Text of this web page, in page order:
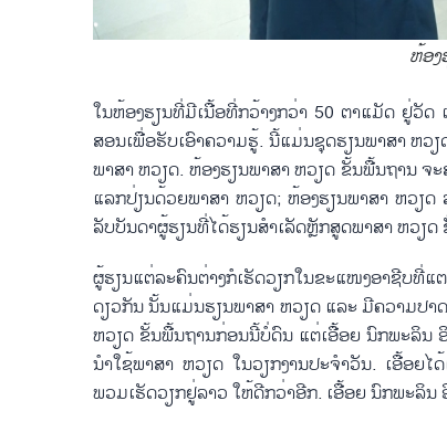
ຫ້ອ
ໃນ​ຫ້ອງ​ຮຽນ​ທີ່​ມີ​ເນື້ອ​ທີ່ກວ້າງກວ່າ 50 ຕາ​ແມັດ ຢູ່​ວັ
ສອນ​ເພື່ອ​ຮັບ​ເອົາ​ຄວາມ​ຮູ້. ນີ້​ແມ່ນ​ຊຸດ​ຮຽນ​ພາ​ສາ ຫວ
ພາ​ສາ ຫວຽດ. ຫ້ອງ​ຮຽນ​ພາ​ສາ ຫວຽດ ຂັ້ນພື້ນຖານ
ແລກ​ປ່ຽນ​ດ້ວຍ​ພາ​ສາ​ ຫວຽດ; ຫ້ອງ​ຮຽນ​ພາ​ສາ ຫວຽ
ລັບ​​ບັນ​ດາ​ຜູ້ຮຽນ​ທີ່​ໄດ້ຮຽນ​ສຳ​ເລັດຫຼັກສູດ​​ພາ​ສາ​ ຫວຽ
ຜູ້ຮຽນ​ແຕ່​ລະ​ຄົນ​ຕ່າງ​ກໍ​ເຮັດ​ວຽກ​ໃນ​ຂະ​ແໜງ​ອາ​ຊີບ​ທີ່​
ດຽວ​ກັນ​ ນັ້ນ​ແມ່ນ​ຮຽນ​ພາ​ສາ ຫວຽດ ແລະ ມີ​ຄວາມ​ປ
ຫວຽດ ຂັ້ນພື້ນຖານກ່ອນ​ນີ້​ບໍ່​ດົນ ແຕ່​ເອື້ອຍ ນົກ​ພະ​ລິນ
ນຳ​ໃຊ້​ພາ​ສາ ຫວຽດ​ ໃນ​ວຽກ​ງານ​ປະ​ຈຳວັນ. ເອື​້ອຍ​
ພວມ​ເຮັດ​ວຽກ​ຢູ່​ລາວ ໃຫ້ດີກວ່າ​ອີກ. ເອື້ອຍ ນົກ​ພະ​ລິນ